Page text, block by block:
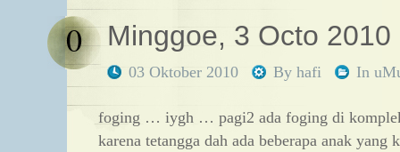
Minggoe, 3 Octo 2010
03 Oktober 2010 By hafi
0
In
foging … iygh … pagi2 ada foging di
karena tetangga dah ada beberapa anak